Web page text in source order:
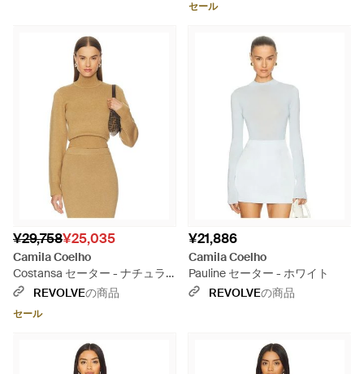
セール
¥29,758¥25,035
Camila Coelho
Costansa セーター - ナチュラ
ル
REVOLVEの商品
セール
¥21,886
Camila Coelho
Pauline セーター - ホワイト
REVOLVEの商品